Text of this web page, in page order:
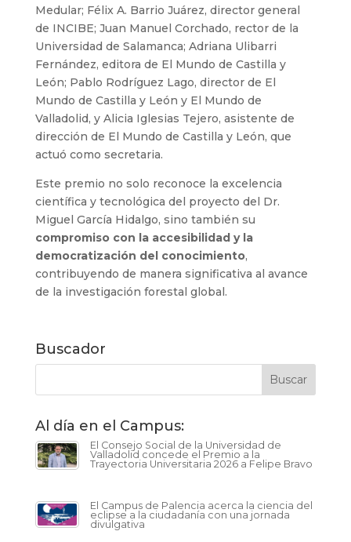
Medular; Félix A. Barrio Juárez, director general
de INCIBE; Juan Manuel Corchado, rector de la
Universidad de Salamanca; Adriana Ulibarri
Fernández, editora de El Mundo de Castilla y
León; Pablo Rodríguez Lago, director de El
Mundo de Castilla y León y El Mundo de
Valladolid, y Alicia Iglesias Tejero, asistente de
dirección de El Mundo de Castilla y León, que
actuó como secretaria.
Este premio no solo reconoce la excelencia
científica y tecnológica del proyecto del Dr.
Miguel García Hidalgo, sino también su
compromiso con la accesibilidad y la
democratización del conocimiento,
contribuyendo de manera significativa al avance
de la investigación forestal global.
Buscador
Al día en el Campus:
El Consejo Social de la Universidad de
Valladolid concede el Premio a la
Trayectoria Universitaria 2026 a Felipe Bravo
El Campus de Palencia acerca la ciencia del
eclipse a la ciudadanía con una jornada
divulgativa